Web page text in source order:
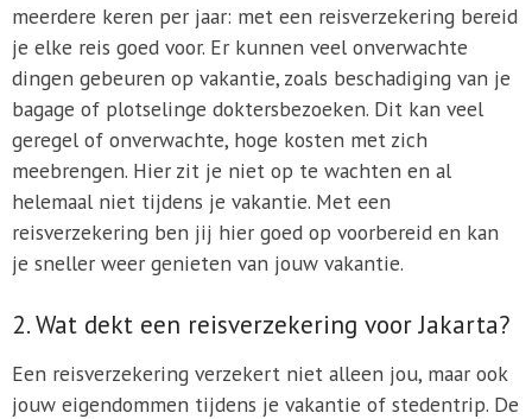
meerdere keren per jaar: met een reisverzekering bereid
je elke reis goed voor. Er kunnen veel onverwachte
dingen gebeuren op vakantie, zoals beschadiging van je
bagage of plotselinge doktersbezoeken. Dit kan veel
geregel of onverwachte, hoge kosten met zich
meebrengen. Hier zit je niet op te wachten en al
helemaal niet tijdens je vakantie. Met een
reisverzekering ben jij hier goed op voorbereid en kan
je sneller weer genieten van jouw vakantie.
2. Wat dekt een reisverzekering voor Jakarta?
Een reisverzekering verzekert niet alleen jou, maar ook
jouw eigendommen tijdens je vakantie of stedentrip. De